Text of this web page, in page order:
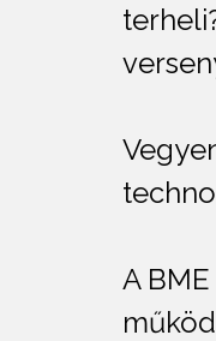
A